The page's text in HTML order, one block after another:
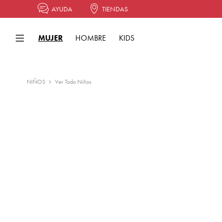
AYUDA TIENDAS
MUJER HOMBRE KIDS
NIÑOS Ver Todo Niños